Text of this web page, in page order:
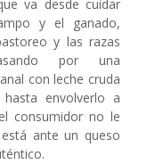
va desde cuidar
y el ganado,
y las razas
por una
con leche cruda
envolverlo a
consumidor no le
ante un queso